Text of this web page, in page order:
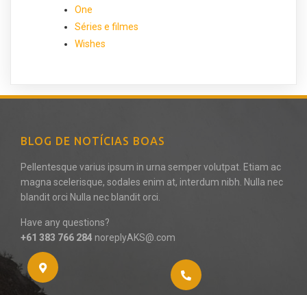
One
Séries e filmes
Wishes
BLOG DE NOTÍCIAS BOAS
Pellentesque varius ipsum in urna semper volutpat. Etiam ac
magna scelerisque, sodales enim at, interdum nibh. Nulla nec
blandit orci Nulla nec blandit orci.
Have any questions?
+61 383 766 284 noreplyAKS@.com